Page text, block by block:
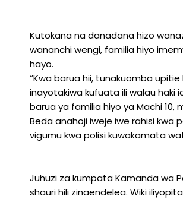
Kutokana na danadana hizo
wananchi wengi, familia hiyo
hayo.
“Kwa barua hii, tunakuomba
inayotakiwa kufuata ili walau haki
barua ya familia hiyo ya Machi 10,
Beda anahoji iweje iwe rahisi kwa
vigumu kwa polisi kuwakamata
Juhuzi za kumpata Kamanda wa
shauri hili zinaendelea. Wiki